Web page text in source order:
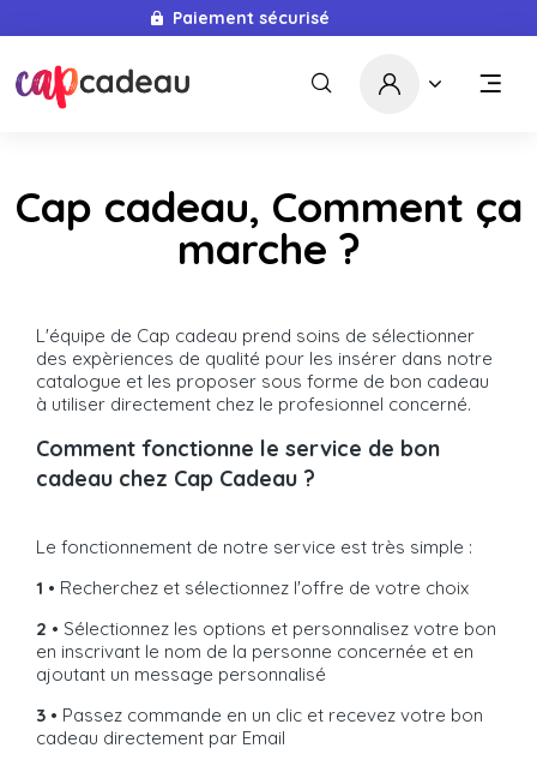
Paiement sécurisé
Cap cadeau, Comment ça
marche ?
L'équipe de Cap cadeau prend soins de sélectionner
des expèriences de qualité pour les insérer dans notre
catalogue et les proposer sous forme de bon cadeau
à utiliser directement chez le profesionnel concerné.
Comment fonctionne le service de bon
cadeau chez Cap Cadeau ?
Le fonctionnement de notre service est très simple :
1 • Recherchez et sélectionnez l'offre de votre choix
2 • Sélectionnez les options et personnalisez votre bon
en inscrivant le nom de la personne concernée et en
ajoutant un message personnalisé
3 • Passez commande en un clic et recevez votre bon
cadeau directement par Email